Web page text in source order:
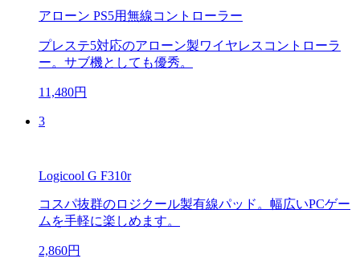
アローン PS5用無線コントローラー
プレステ5対応のアローン製ワイヤレスコントローラ
ー。サブ機としても優秀。
11,480円
3
Logicool G F310r
コスパ抜群のロジクール製有線パッド。幅広いPCゲー
ムを手軽に楽しめます。
2,860円